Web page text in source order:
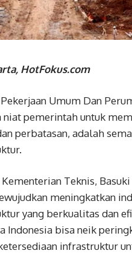
HotFokus.com
Umum Dan
niat pemerintah untuk
perbatasan, adalah
Teknis,
meningkatkan
yang berkualitas dan
Indonesia bisa neik
infrastruktur